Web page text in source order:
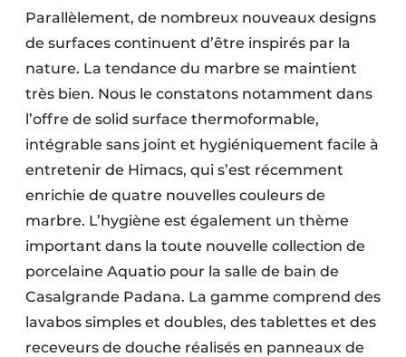
Parallèlement, de nombreux nouveaux designs
de surfaces continuent d’être inspirés par la
nature. La tendance du marbre se maintient
très bien. Nous le constatons notamment dans
l’offre de solid surface thermoformable,
intégrable sans joint et hygiéniquement facile à
entretenir de Himacs, qui s’est récemment
enrichie de quatre nouvelles couleurs de
marbre. L’hygiène est également un thème
important dans la toute nouvelle collection de
porcelaine Aquatio pour la salle de bain de
Casalgrande Padana. La gamme comprend des
lavabos simples et doubles, des tablettes et des
receveurs de douche réalisés en panneaux de